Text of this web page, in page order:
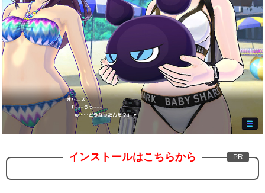
インストールはこちらから